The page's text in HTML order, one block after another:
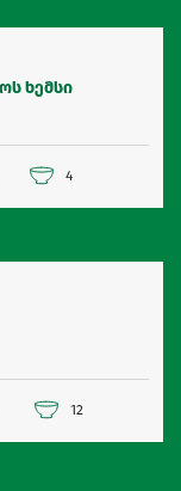
ხემსი
4
12